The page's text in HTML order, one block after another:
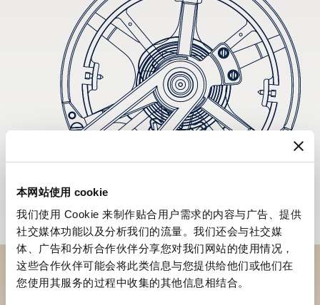
本网站使用 cookie
我们使用 Cookie 来制作贴合用户需求的内容与广告、提供
社交媒体功能以及分析我们的流量。我们还会与社交媒
体、广告和分析合作伙伴分享您对我们网站的使用情况，
这些合作伙伴可能会将此类信息与您提供给他们或他们在
您使用其服务的过程中收集的其他信息相结合。
於專賣店探索品牌系列作品